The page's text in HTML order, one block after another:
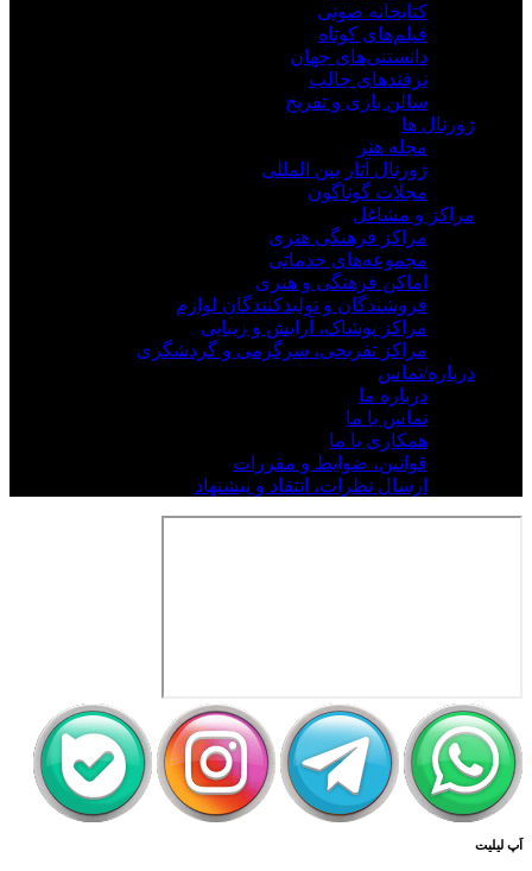
کتابخانه صوتی
فیلم‌های کوتاه
دانستنی‌های جهان
ترفندهای جالب
سالن بازی و تفریح
ژورنال ها
مجله هنر
ژورنال آثار بین المللی
مجلات گوناگون
مراکز و مشاغل
مراکز فرهنگی هنری
مجموعه‌های خدماتی
اماکن فرهنگی و هنری
فروشندگان و تولیدکنندگان لوازم
مراکز پوشاک، آرایش و زیبایی
مراکز تفریحی، سرگرمی و گردشگری
درباره/تماس
درباره ما
تماس با ما
همکاری با ما
قوانین، ضوابط و مقررات
ارسال نظرات، انتقاد و پیشنهاد
اَپ لیلیت